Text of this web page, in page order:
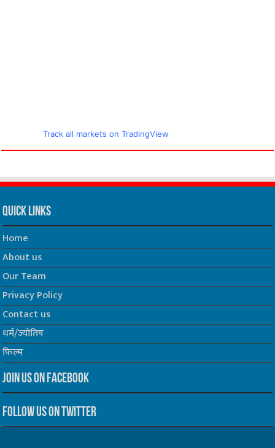
Track all markets on TradingView
Quick Links
Home
About us
Our Team
Privacy Policy
Contact us
धर्म/ज्योतिष
फिल्म
Join us on Facebook
Follow us on Twitter